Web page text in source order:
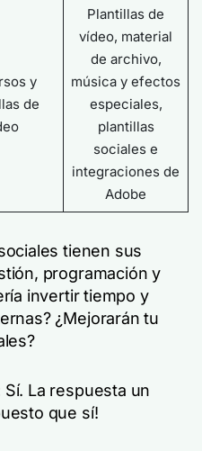
y
de
Plantillas de
vídeo, material
de archivo,
música y efectos
especiales,
plantillas
sociales e
integraciones de
Adobe
tienen sus
programación y
invertir tiempo y
¿Mejorarán tu
La respuesta un
que sí!